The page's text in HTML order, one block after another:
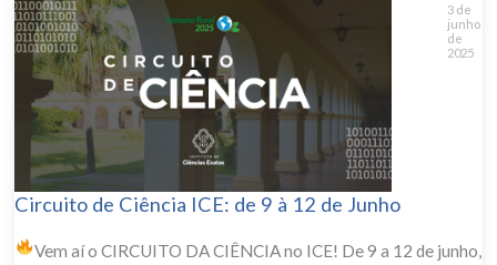
3 de
junho
de
2025
Circuito de Ciência ICE: de 9 à 12 de Junho
Vem aí o CIRCUITO DA CIÊNCIA no ICE! De 9 a 12 de junho,